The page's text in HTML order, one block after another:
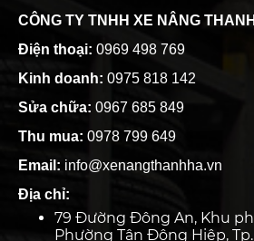
CÔNG TY TNHH XE NÂNG
Điện thoại: 0969 498 769
Kinh doanh: 0975 818 142
Sửa chữa: 0967 685 849
Thu mua: 0978 799 649
Email: info@xenangthanhha.vn
Địa chỉ:
79 Đường Đông An, Khu
Phường Tân Đông Hiệp,